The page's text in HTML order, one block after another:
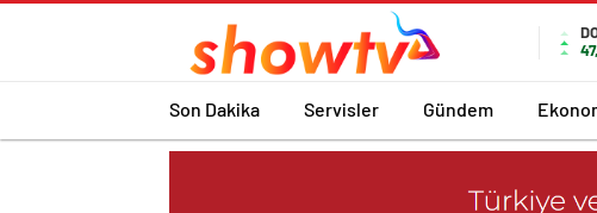
Son Dakika Servisler Gündem